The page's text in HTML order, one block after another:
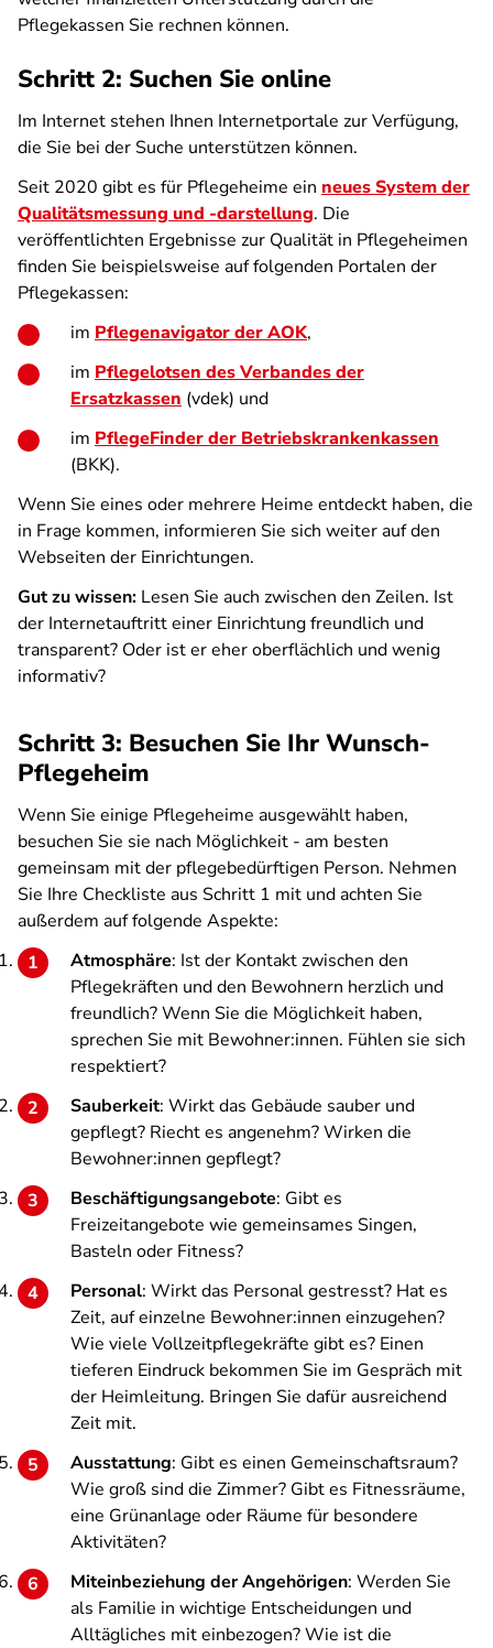
Pflegekassen Sie rechnen können.
Schritt 2: Suchen Sie online
Im Internet stehen Ihnen Internetportale zur Verfügung,
die Sie bei der Suche unterstützen können.
Seit 2020 gibt es für Pflegeheime ein neues System der
Qualitätsmessung und -darstellung. Die
veröffentlichten Ergebnisse zur Qualität in Pflegeheimen
finden Sie beispielsweise auf folgenden Portalen der
Pflegekassen:
im Pflegenavigator der AOK,
im Pflegelotsen des Verbandes der
Ersatzkassen (vdek) und
im PflegeFinder der Betriebskrankenkassen
(BKK).
Wenn Sie eines oder mehrere Heime entdeckt haben, die
in Frage kommen, informieren Sie sich weiter auf den
Webseiten der Einrichtungen.
Gut zu wissen: Lesen Sie auch zwischen den Zeilen. Ist
der Internetauftritt einer Einrichtung freundlich und
transparent? Oder ist er eher oberflächlich und wenig
informativ?
Schritt 3: Besuchen Sie Ihr Wunsch-
Pflegeheim
Wenn Sie einige Pflegeheime ausgewählt haben,
besuchen Sie sie nach Möglichkeit - am besten
gemeinsam mit der pflegebedürftigen Person. Nehmen
Sie Ihre Checkliste aus Schritt 1 mit und achten Sie
außerdem auf folgende Aspekte:
Atmosphäre: Ist der Kontakt zwischen den
Pflegekräften und den Bewohnern herzlich und
freundlich? Wenn Sie die Möglichkeit haben,
sprechen Sie mit Bewohner:innen. Fühlen sie sich
respektiert?
Sauberkeit: Wirkt das Gebäude sauber und
gepflegt? Riecht es angenehm? Wirken die
Bewohner:innen gepflegt?
Beschäftigungsangebote: Gibt es
Freizeitangebote wie gemeinsames Singen,
Basteln oder Fitness?
Personal: Wirkt das Personal gestresst? Hat es
Zeit, auf einzelne Bewohner:innen einzugehen?
Wie viele Vollzeitpflegekräfte gibt es? Einen
tieferen Eindruck bekommen Sie im Gespräch mit
der Heimleitung. Bringen Sie dafür ausreichend
Zeit mit.
Ausstattung: Gibt es einen Gemeinschaftsraum?
Wie groß sind die Zimmer? Gibt es Fitnessräume,
eine Grünanlage oder Räume für besondere
Aktivitäten?
Miteinbeziehung der Angehörigen: Werden Sie
als Familie in wichtige Entscheidungen und
Alltägliches mit einbezogen? Wie ist die